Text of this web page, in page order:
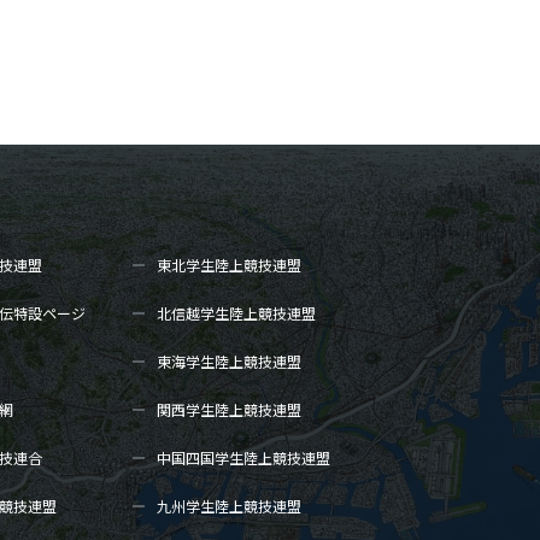
連盟 東北学生陸上競技連盟
特設ページ 北信越学生陸上競技連盟
東海学生陸上競技連盟
関西学生陸上競技連盟
連合 中国四国学生陸上競技連盟
技連盟 九州学生陸上競技連盟